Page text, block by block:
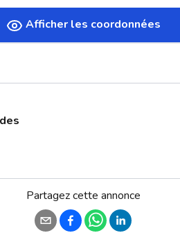
Afficher les coordonnées
Partagez cette annonce